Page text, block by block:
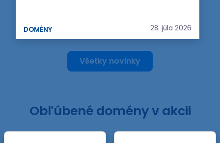
DOMÉNY 28. júla 2026
Všetky novinky
Obľúbené domény v akcii